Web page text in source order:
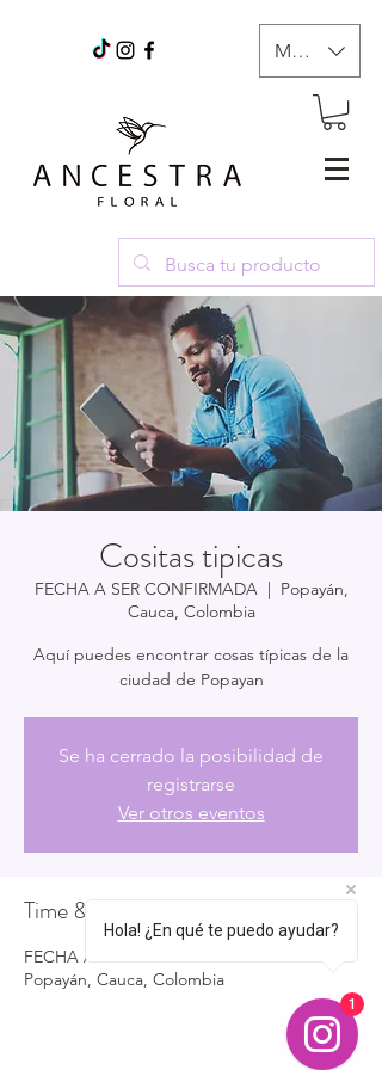
MXN ($)
Cositas tipicas
FECHA A SER CONFIRMADA
  |
Popayán,
Cauca, Colombia
Aquí puedes encontrar cosas típicas de la
ciudad de Popayan
Se ha cerrado la posibilidad de
registrarse
Ver otros eventos
Time & Location
FECHA A SER CONFIRMADA
Popayán, Cauca, Colombia
Hola! ¿En qué te puedo ayudar?
1